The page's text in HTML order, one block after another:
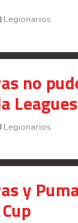
Legionarios
no
Legionarios
y